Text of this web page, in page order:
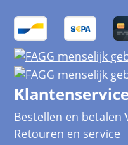
Klantenservice
Bestellen en betalen
Retouren en service